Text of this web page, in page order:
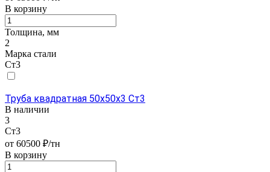
В корзину
Толщина, мм
2
Марка стали
Ст3
Труба квадратная 50х50х3 Ст3
В наличии
3
Ст3
от 60500 ₽/тн
В корзину